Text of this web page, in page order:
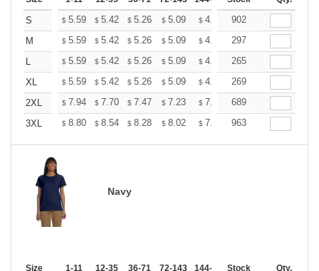
S $ 5.59 $ 5.42 $ 5.26 $ 5.09 $ 4.93 $4.84
902
M
$ 5.59 $ 5.42 $ 5.26 $ 5.09 $ 4.93 $4.84
297
L
$ 5.59 $ 5.42 $ 5.26 $ 5.09 $ 4.93 $4.84
265
XL
$ 5.59 $ 5.42 $ 5.26 $ 5.09 $ 4.93 $4.84
269
2XL
$ 7.94 $ 7.70 $ 7.47 $ 7.23 $ 7.00 $6.88
689
3XL
$ 8.80 $ 8.54 $ 8.28 $ 8.02 $ 7.76 $7.63
963
Navy
Size 1-11 12-35 36-71 72-143 144-287 288 + More
Stock Qty.